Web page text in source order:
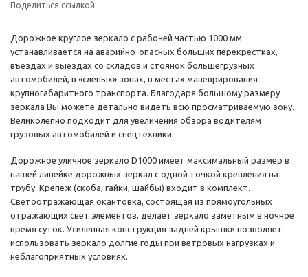
Поделиться ссылкой:
Дорожное круглое зеркало с рабочей частью 1000 мм
устанавливается на аварийно-опасных больших перекрестках,
въездах и выездах со складов и стоянок большегрузных
автомобилей, в «слепых» зонах, в местах маневрирования
крупногабаритного транспорта. Благодаря большому размеру
зеркала Вы можете детально видеть всю просматриваемую зону.
Великолепно подходит для увеличения обзора водителям
грузовых автомобилей и спецтехники.
Дорожное уличное зеркало D1000 имеет максимальный размер в
нашей линейке дорожных зеркал с одной точкой крепления на
трубу. Крепеж (скоба, гайки, шайбы) входит в комплект.
Светоотражающая окантовка, состоящая из прямоугольных
отражающих свет элементов, делает зеркало заметным в ночное
время суток. Усиленная конструкция задней крышки позволяет
использовать зеркало долгие годы при ветровых нагрузках и
неблагоприятных условиях.